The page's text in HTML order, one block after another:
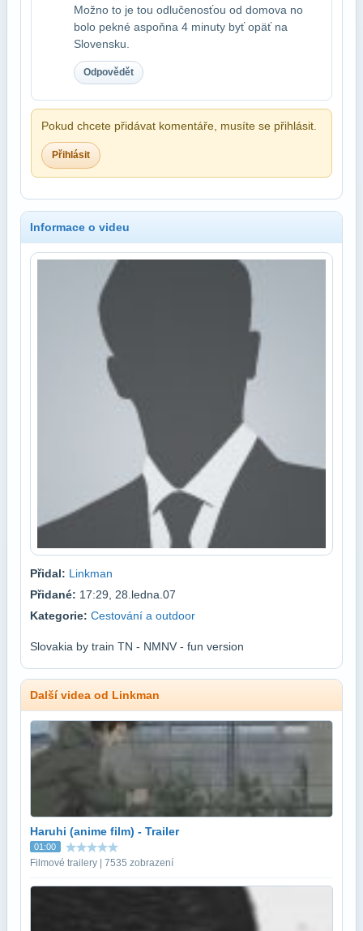
Možno to je tou odlučenosťou od domova no
bolo pekné aspoň​na 4 minuty byť opäť na
Slovensku.
Odpovědět
Pokud chcete přidávat komentáře, musíte se přihlásit.
Přihlásit
Informace o videu
Přidal: Linkman
Přidané: 17:29, 28.ledna.07
Kategorie: Cestování a outdoor
Slovakia by train TN - NMNV - fun version
Další videa od Linkman
Haruhi (anime film) - Trailer
01:00
Filmové trailery | 7535 zobrazení